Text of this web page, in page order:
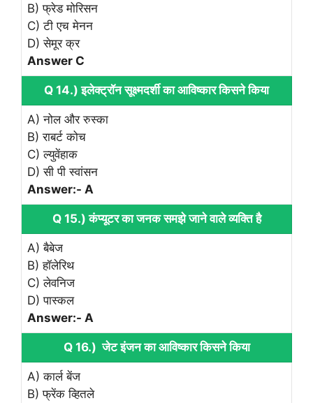
B) फ्रेड मोरिसन
C) टी एच मेनन
D) सेमूर क्र
Answer C
Q 14.) इलेक्ट्रॉन सूक्ष्मदर्शी का आविष्कार किसने किया
A) नोल और रुस्का
B) राबर्ट कोच
C) ल्युवेंहाक
D) सी पी स्वांसन
Answer:- A
Q 15.) कंप्यूटर का जनक समझे जाने वाले व्यक्ति है
A) बैबेज
B) हॉलेरिथ
C) लेवनिज
D) पास्कल
Answer:- A
Q 16.) जेट इंजन का आविष्कार किसने किया
A) कार्ल बेंज
B) फ्रेंक व्हितले